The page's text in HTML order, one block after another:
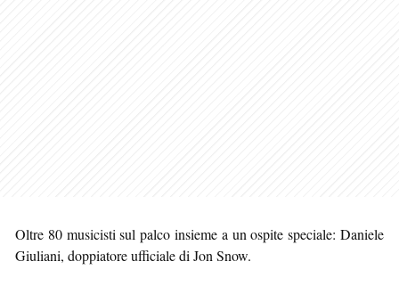
Oltre 80 musicisti sul palco insieme a un ospite speciale: Daniele
Giuliani, doppiatore ufficiale di Jon Snow.